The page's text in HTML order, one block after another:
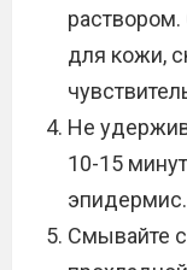
для кожи,
Не
10-15
эпидермис.
Смывайте